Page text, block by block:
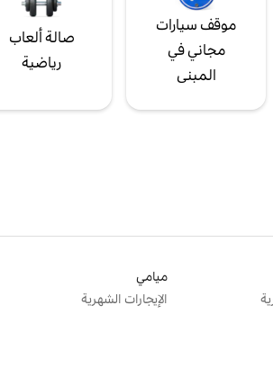
موقف سيارات
مجاني في
المبنى
صالة ألعاب
رياضية
ميامي
الإيجارات الشهرية